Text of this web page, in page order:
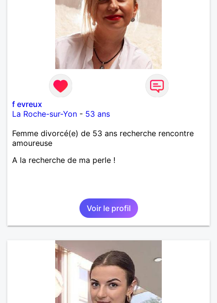
f evreux
La Roche-sur-Yon - 53 ans
Femme divorcé(e) de 53 ans recherche rencontre
amoureuse
A la recherche de ma perle !
Voir le profil